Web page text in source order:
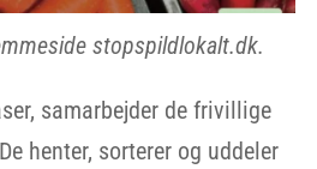
stopspildlokalt.dk.
samarbejder de frivillige
henter, sorterer og uddeler